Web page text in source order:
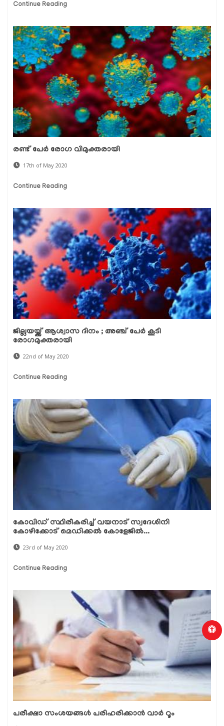
Continue Reading
രണ്ട് പേര്‍ രോഗ വിമുക്തരായി
17th of May 2020
Continue Reading
ജില്ലയയ്ക്ക് ആശ്വാസ ദിനം ; അഞ്ച് പേര്‍ കൂടി
രോഗമുക്തരായി
22nd of May 2020
Continue Reading
കോവിഡ് സ്ഥിരീകരിച്ച് വയനാട് സ്വദേശിനി
കോഴിക്കോട് മെഡിക്കല്‍ കോളേജില്‍...
23rd of May 2020
Continue Reading
പരീക്ഷാ സംശയങ്ങള്‍ പരിഹരിക്കാന്‍ വാര്‍ റൂം